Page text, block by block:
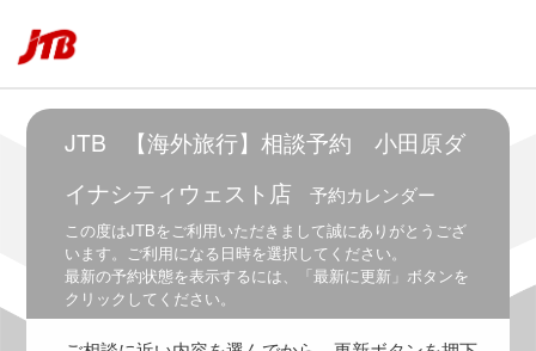
JTB
【海外旅行】相談予約 小田原ダ
イナシティウェスト店 予約カレンダー
この度はJTBをご利用いただきまして誠にありがとうござ
います。ご利用になる日時を選択してください。
最新の予約状態を表示するには、「最新に更新」ボタンを
クリックしてください。
6:30
～
7:00
8:30
7:30
9:00
8:00